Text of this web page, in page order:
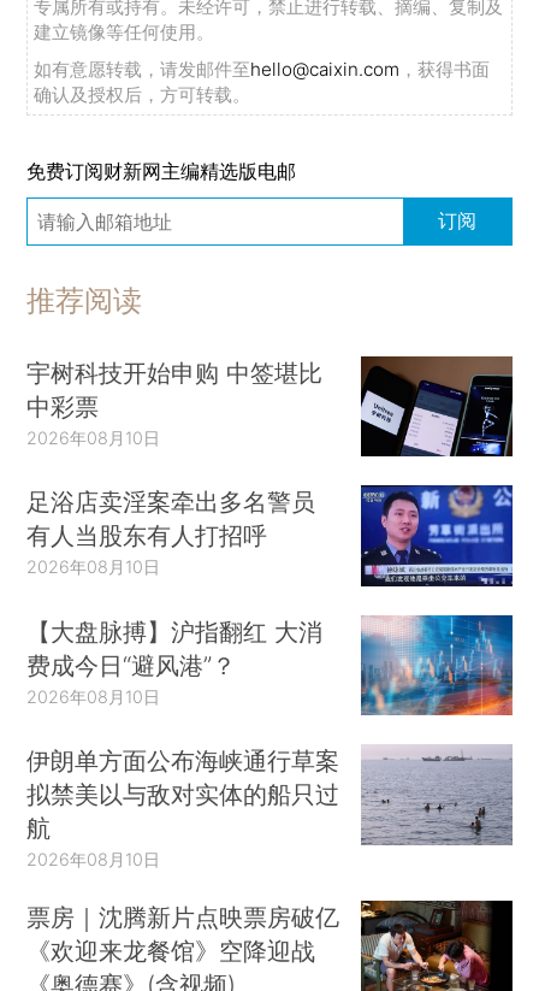
专属所有或持有。未经许可，禁止进行转载、摘编、复制及
建立镜像等任何使用。
如有意愿转载，请发邮件至hello@caixin.com ，获得书面
确认及授权后，方可转载。
免费订阅财新网主编精选版电邮
订阅
推荐阅读
宇树科技开始申购 中签堪比
中彩票
2026年08月10日
足浴店卖淫案牵出多名警员
有人当股东有人打招呼
2026年08月10日
【大盘脉搏】沪指翻红 大消
费成今日“避风港”？
2026年08月10日
伊朗单方面公布海峡通行草案
拟禁美以与敌对实体的船只过
航
2026年08月10日
票房｜沈腾新片点映票房破亿
《欢迎来龙餐馆》空降迎战
《奥德赛》(含视频)